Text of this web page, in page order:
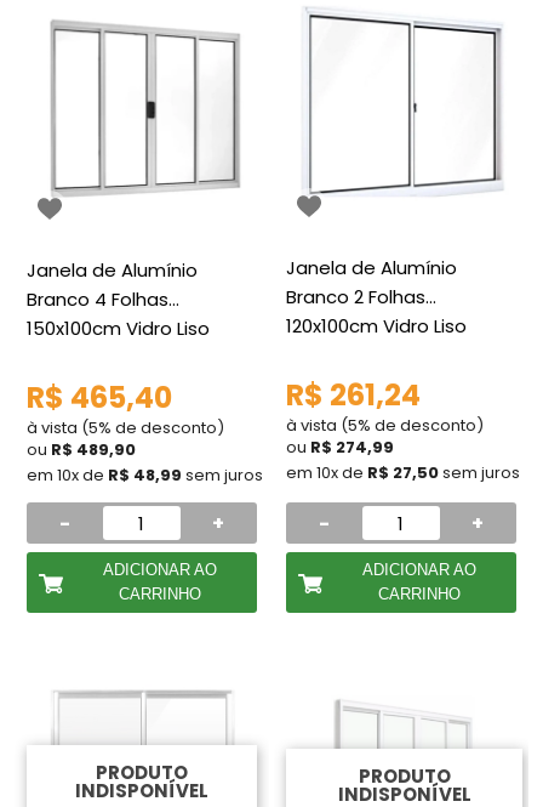
Janela de Alumínio
Branco 4 Folhas
150x100cm Vidro Liso
R$ 465,40
à vista (5% de desconto)
ou R$ 489,90
em 10x de R$ 48,99 sem juros
- +
ADICIONAR AO
CARRINHO
Janela de Alumínio
Branco 2 Folhas
120x100cm Vidro Liso
R$ 261,24
à vista (5% de desconto)
ou R$ 274,99
em 10x de R$ 27,50sem juros
- +
ADICIONAR AO
CARRINHO
PRODUTO
INDISPONÍVEL
PRODUTO
INDISPONÍVEL